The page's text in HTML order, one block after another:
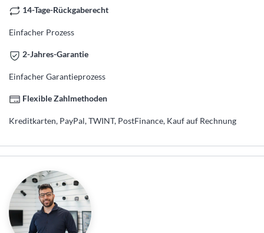
14-Tage-Rückgaberecht
Einfacher Prozess
2-Jahres-Garantie
Einfacher Garantieprozess
Flexible Zahlmethoden
Kreditkarten, PayPal, TWINT, PostFinance, Kauf auf Rechnung